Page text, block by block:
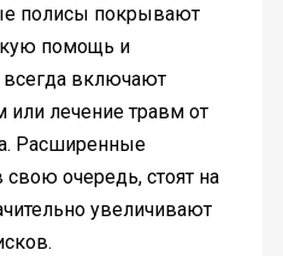
полисы покрывают
помощь и
всегда включают
или лечение травм от
Расширенные
очередь, стоят на
увеличивают